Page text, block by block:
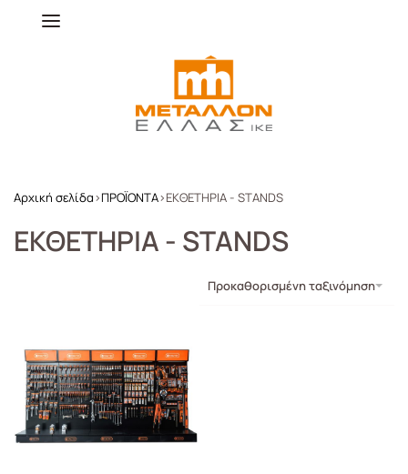
Αρχική σελίδα›ΠΡΟΪΟΝΤΑ›ΕΚΘΕΤΗΡΙΑ - STANDS
ΕΚΘΕΤΗΡΙΑ - STANDS
Προκαθορισμένη ταξινόμηση